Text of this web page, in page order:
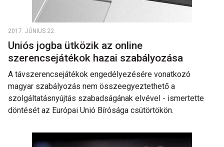
2017. JÚNIUS 22.
Uniós jogba ütközik az online
szerencsejátékok hazai szabályozása
A távszerencsejátékok engedélyezésére vonatkozó
magyar szabályozás nem összeegyeztethető a
szolgáltatásnyújtás szabadságának elvével - ismertette
döntését az Európai Unió Bírósága csütörtökön.